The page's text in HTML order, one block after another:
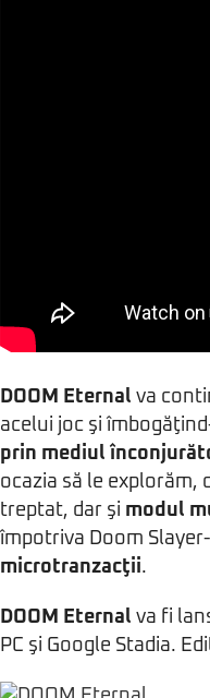
DOOM Eternal va
acelui joc şi
prin mediul
ocazia să le
treptat, dar şi modul
împotriva Doom
microtranzacţii.
DOOM Eternal va fi
PC şi Google Stadia.